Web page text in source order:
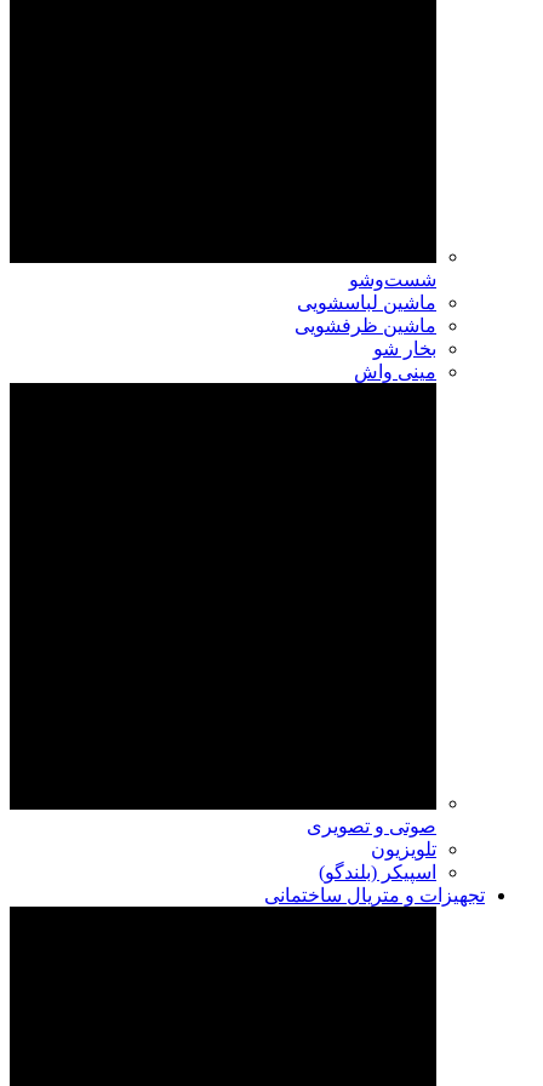
شست‌وشو
ماشین لباسشویی
ماشین ظرفشویی
بخار شو
مینی واش
صوتی و تصویری
تلویزیون
اسپیکر (بلندگو)
تجهیزات و متریال ساختمانی